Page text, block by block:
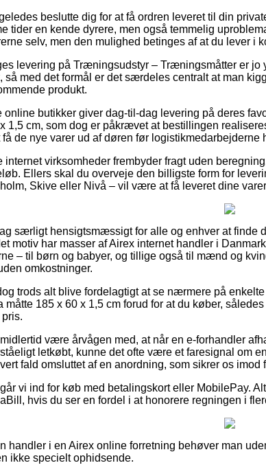
beslutte dig for at få ordren leveret til din
tider en kende dyrere, men også temmelig
selv, men den mulighed betinges af at du lever i
levering på Træningsudstyr – Træningsmåtter er jo
så med det formål er det særdeles centralt at man
produkt.
online butikker giver dag-til-dag levering på deres
1,5 cm, som dog er påkrævet at bestillingen
få de nye varer ud af døren før logistikmedarbejderne
internet virksomheder frembyder fragt uden
Ellers skal du overveje den billigste form for
Skive eller Nivå – vil være at få leveret dine
særligt hensigtsmæssigt for alle og enhver at finde
motiv har masser af Airex internet handler i
– til børn og babyer, og tillige også til mænd og
omkostninger.
trods alt blive fordelagtigt at se nærmere på
måtte 185 x 60 x 1,5 cm forud for at du køber,
være årvågen med, at når en e-forhandler
letkøbt, kunne det ofte være et faresignal om
fald omsluttet af en anordning, som sikrer os imod
vi ind for køb med betalingskort eller MobilePay.
hvis du ser en fordel i at honorere regningen i
handler i en Airex online forretning behøver man
ikke specielt ophidsende.